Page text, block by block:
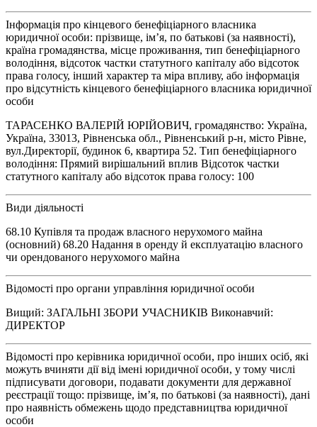
Інформація про кінцевого бенефіціарного власника
юридичної особи: прізвище, ім’я, по батькові (за наявності),
країна громадянства, місце проживання, тип бенефіціарного
володіння, відсоток частки статутного капіталу або відсоток
права голосу, інший характер та міра впливу, або інформація
про відсутність кінцевого бенефіціарного власника юридичної
особи
ТАРАСЕНКО ВАЛЕРІЙ ЮРІЙОВИЧ, громадянство: Україна,
Україна, 33013, Рівненська обл., Рівненський р-н, місто Рівне,
вул.Директорії, будинок 6, квартира 52. Тип бенефіціарного
володіння: Прямий вирішальний вплив Відсоток частки
статутного капіталу або відсоток права голосу: 100
Види діяльності
68.10 Купівля та продаж власного нерухомого майна
(основний) 68.20 Надання в оренду й експлуатацію власного
чи орендованого нерухомого майна
Відомості про органи управління юридичної особи
Вищий: ЗАГАЛЬНІ ЗБОРИ УЧАСНИКІВ Виконавчий:
ДИРЕКТОР
Відомості про керівника юридичної особи, про інших осіб, які
можуть вчиняти дії від імені юридичної особи, у тому числі
підписувати договори, подавати документи для державної
реєстрації тощо: прізвище, ім’я, по батькові (за наявності), дані
про наявність обмежень щодо представництва юридичної
особи